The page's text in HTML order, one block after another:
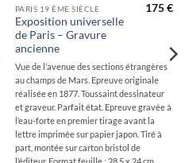
PARIS 19 ÈME SIÈCLE
Exposition universelle
de Paris – Gravure
ancienne
175€
Vue de l’avenue des sections étrangères
au champs de Mars. Epreuve originale
réalisée en 1877. Toussaint dessinateur
et graveur. Parfait état. Epreuve gravée à
l’eau-forte en premier tirage avant la
lettre imprimée sur papier japon. Tiré à
part, montée sur carton bristol de
l’éditeur. Format feuille : 28,5 x 24 cm.